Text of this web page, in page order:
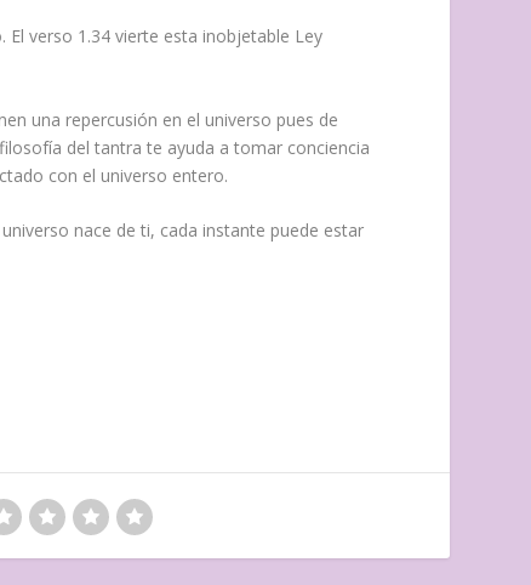
El verso 1.34 vierte esta inobjetable Ley
una repercusión en el universo pues de
del tantra te ayuda a tomar conciencia
con el universo entero.
nace de ti, cada instante puede estar